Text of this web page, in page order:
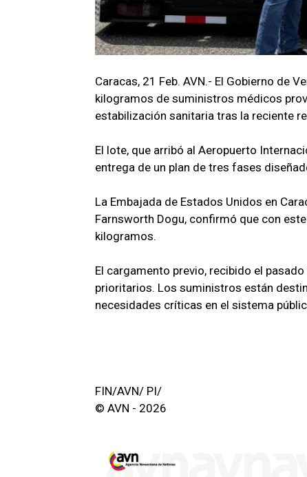
Caracas, 21 Feb. AVN.- El Gobierno de
kilogramos de suministros médicos
estabilización sanitaria tras la reciente
El lote, que arribó al Aeropuerto
entrega de un plan de tres fases
La Embajada de Estados Unidos en
Farnsworth Dogu, confirmó que con
kilogramos.
El cargamento previo, recibido el
prioritarios. Los suministros están
necesidades críticas en el sistema
FIN/AVN/ PI/
© AVN - 2026